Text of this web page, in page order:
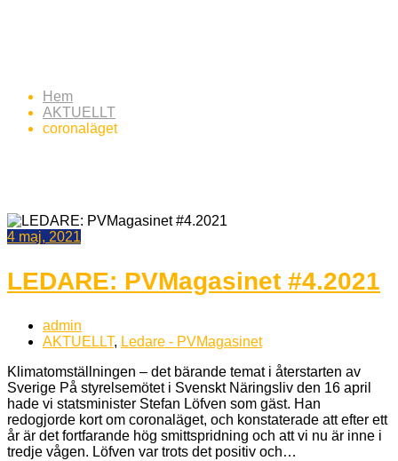
Hem
AKTUELLT
coronaläget
4 maj, 2021
LEDARE: PVMagasinet #4.2021
admin
AKTUELLT, Ledare - PVMagasinet
Klimatomställningen – det bärande temat i återstarten av
Sverige På styrelsemötet i Svenskt Näringsliv den 16 april
hade vi statsminister Stefan Löfven som gäst. Han
redogjorde kort om coronaläget, och konstaterade att efter ett
år är det fortfarande hög smittspridning och att vi nu är inne i
tredje vågen. Löfven var trots det positiv och…